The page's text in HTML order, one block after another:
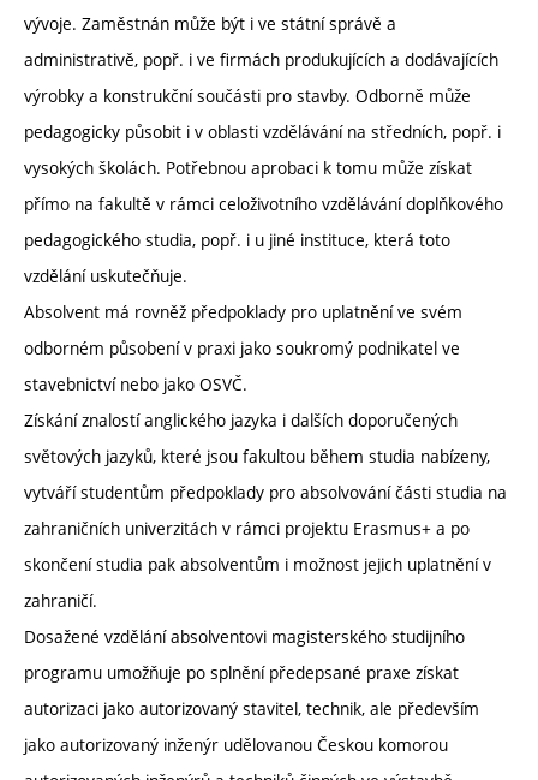
vývoje. Zaměstnán může být i ve státní správě a
administrativě, popř. i ve firmách produkujících a dodávajících
výrobky a konstrukční součásti pro stavby. Odborně může
pedagogicky působit i v oblasti vzdělávání na středních, popř. i
vysokých školách. Potřebnou aprobaci k tomu může získat
přímo na fakultě v rámci celoživotního vzdělávání doplňkového
pedagogického studia, popř. i u jiné instituce, která toto
vzdělání uskutečňuje.
Absolvent má rovněž předpoklady pro uplatnění ve svém
odborném působení v praxi jako soukromý podnikatel ve
stavebnictví nebo jako OSVČ.
Získání znalostí anglického jazyka i dalších doporučených
světových jazyků, které jsou fakultou během studia nabízeny,
vytváří studentům předpoklady pro absolvování části studia na
zahraničních univerzitách v rámci projektu Erasmus+ a po
skončení studia pak absolventům i možnost jejich uplatnění v
zahraničí.
Dosažené vzdělání absolventovi magisterského studijního
programu umožňuje po splnění předepsané praxe získat
autorizaci jako autorizovaný stavitel, technik, ale především
jako autorizovaný inženýr udělovanou Českou komorou